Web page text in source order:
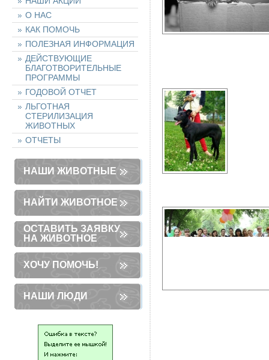
О НАС
КАК ПОМОЧЬ
ПОЛЕЗНАЯ ИНФОРМАЦИЯ
ДЕЙСТВУЮЩИЕ
БЛАГОТВОРИТЕЛЬНЫЕ
ПРОГРАММЫ
ГОДОВОЙ ОТЧЕТ
ЛЬГОТНАЯ
СТЕРИЛИЗАЦИЯ
ЖИВОТНЫХ
ОТЧЕТЫ
НАШИ ЖИВОТНЫЕ
НАЙТИ ЖИВОТНОЕ
ОСТАВИТЬ ЗАЯВКУ
НА ЖИВОТНОЕ
ХОЧУ ПОМОЧЬ!
НАШИ ЛЮДИ